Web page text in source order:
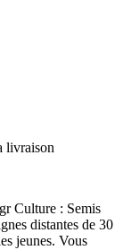
livraison
Culture : Semis
distantes de 30
jeunes. Vous